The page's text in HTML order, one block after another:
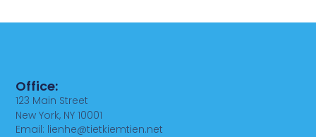
Office:
123 Main Street
New York, NY 10001
Email: lienhe@tietkiemtien.net